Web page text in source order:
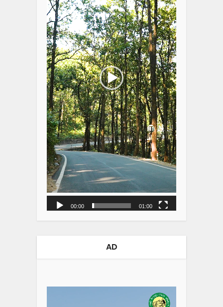
00:00 01:00
AD